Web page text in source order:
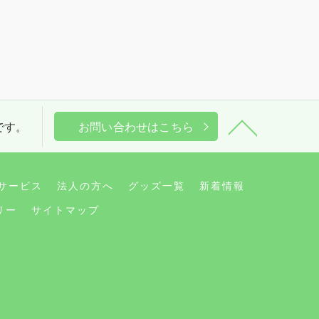
。 お問い合わせはこちら
ービス 法人の方へ グッズ一覧
新着情報
ー
サイトマップ